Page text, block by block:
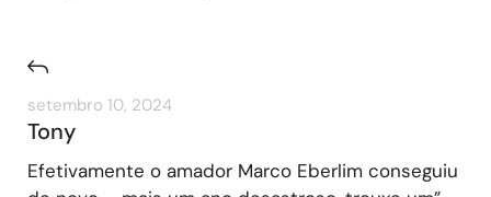
setembro 10, 2024
Tony
Efetivamente o amador Marco Eberlim conseguiu